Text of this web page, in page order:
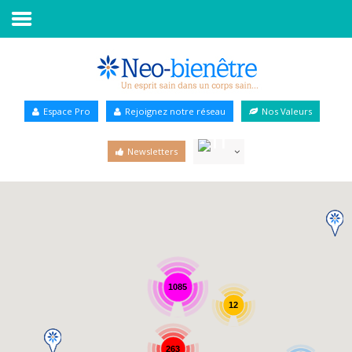
Annuaire Bien-être
Espace Pro Rejoignez notre réseau Nos Valeurs
Newsletters
1085
263
12